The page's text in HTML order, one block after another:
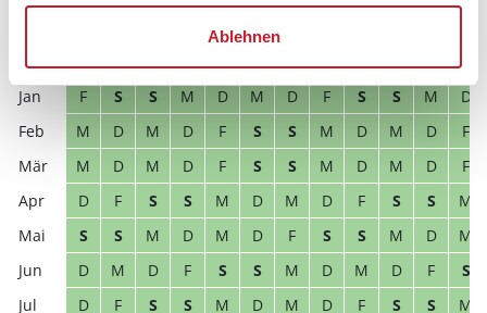
Ablehnen
D
M D F S S M D M D F S
2027 1 2 3 4 5 6 7 8 9 10 11
12
F
S S M D M D F S S M
D
M
D M D F S S M D M D
F
M
D M D F S S M D M D
F
D
F S S M D M D F S S
M
S
S M D M D F S S M D
M
D
M D F S S M D M D F
S
D
F S S M D M D F S S
M